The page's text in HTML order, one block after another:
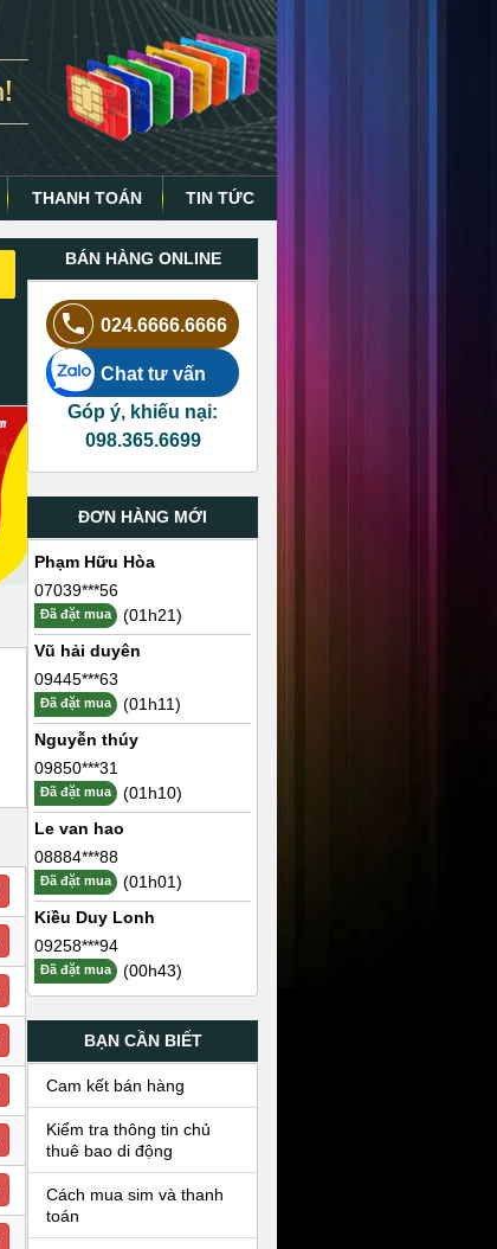
THANH TOÁN TIN TỨC
BÁN HÀNG ONLINE
024.6666.6666
Chat tư vấn
Góp ý, khiếu nại:
098.365.6699
ĐƠN HÀNG MỚI
Phạm Hữu Hòa
07039***56
Đã đặt mua
(01h21)
Vũ hải duyên
09445***63
Đã đặt mua
(01h11)
Nguyễn thúy
09850***31
Đã đặt mua
(01h10)
Le van hao
08884***88
Đã đặt mua
(01h01)
Kiều Duy Lonh
09258***94
Đã đặt mua (00h43)
BẠN CẦN BIẾT
Cam kết bán hàng
Kiểm tra thông tin chủ
thuê bao di động
Cách mua sim và thanh
toán